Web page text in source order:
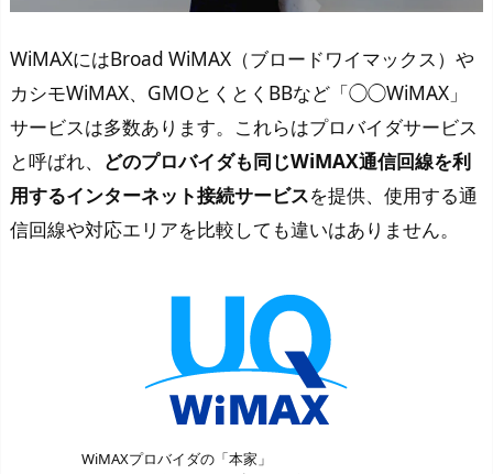
WiMAXにはBroad WiMAX（ブロードワイマックス）や
カシモWiMAX、GMOとくとくBBなど「◯◯WiMAX」
サービスは多数あります。これらはプロバイダサービス
と呼ばれ、 どのプロバイダも同じWiMAX通信回線を利
用するインターネット接続サービスを提供、使用する通
信回線や対応エリアを比較しても違いはありません。
WiMAXプロバイダの「本家」